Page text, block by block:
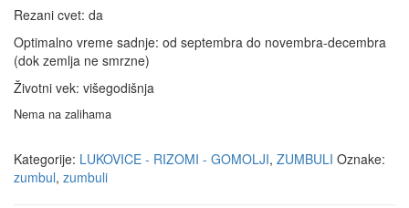
Rezani cvet: da
Optimalno vreme sadnje: od septembra do novembra-decembra
(dok zemlja ne smrzne)
Životni vek: višegodišnja
Nema na zalihama
Kategorije: LUKOVICE - RIZOMI - GOMOLJI, ZUMBULI Oznake:
zumbul, zumbuli